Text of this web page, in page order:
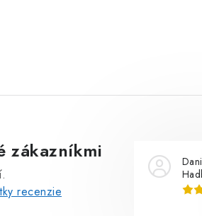
zákazníkmi
recenzie